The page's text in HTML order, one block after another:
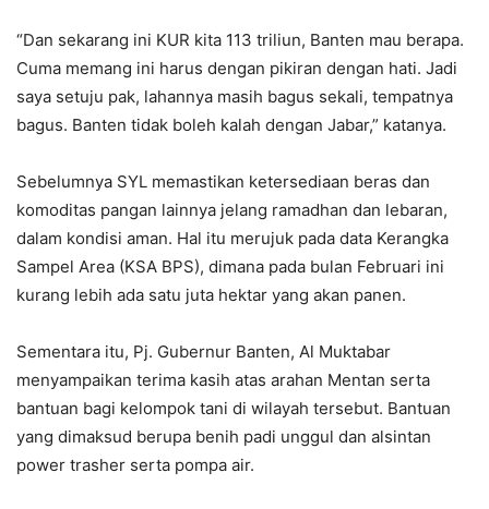
“Dan sekarang ini KUR kita 113 triliun, Banten mau berapa.
Cuma memang ini harus dengan pikiran dengan hati. Jadi
saya setuju pak, lahannya masih bagus sekali, tempatnya
bagus. Banten tidak boleh kalah dengan Jabar,” katanya.
Sebelumnya SYL memastikan ketersediaan beras dan
komoditas pangan lainnya jelang ramadhan dan lebaran,
dalam kondisi aman. Hal itu merujuk pada data Kerangka
Sampel Area (KSA BPS), dimana pada bulan Februari ini
kurang lebih ada satu juta hektar yang akan panen.
Sementara itu, Pj. Gubernur Banten, Al Muktabar
menyampaikan terima kasih atas arahan Mentan serta
bantuan bagi kelompok tani di wilayah tersebut. Bantuan
yang dimaksud berupa benih padi unggul dan alsintan
power trasher serta pompa air.